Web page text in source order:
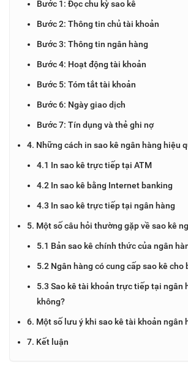
Bước 1: Đọc chu kỳ sao kê
Bước 2: Thông tin chủ tài khoản
Bước 3: Thông tin ngân hàng
Bước 4: Hoạt động tài khoản
Bước 5: Tóm tắt tài khoản
Bước 6: Ngày giao dịch
Bước 7: Tín dụng và thẻ ghi nợ
4. Những cách in sao kê ngân hàng hiệu
4.1 In sao kê trực tiếp tại ATM
4.2 In sao kê bằng Internet banking
4.3 In sao kê trực tiếp tại ngân hàng
5. Một số câu hỏi thường gặp về sao kê
5.1 Bản sao kê chính thức của ngân
5.2 Ngân hàng có cung cấp sao kê cho
5.3 Sao kê tài khoản trực tiếp tại ngân
không?
6. Một số lưu ý khi sao kê tài khoản ngân
7. Kết luận